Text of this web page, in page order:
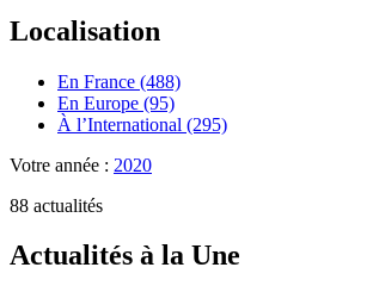
Localisation
En France (488)
En Europe (95)
À l’International (295)
Votre année : 2020
88 actualités
Actualités à la Une